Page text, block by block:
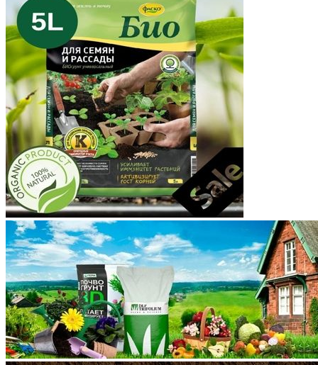
Кировская область
Коми
Корякский округ
Костромская область
Краснодарский край
Красноярский край
Крым
Курганская область
Курская область
Ленинградская область
Липецкая область
Магаданская область
Марий Эл